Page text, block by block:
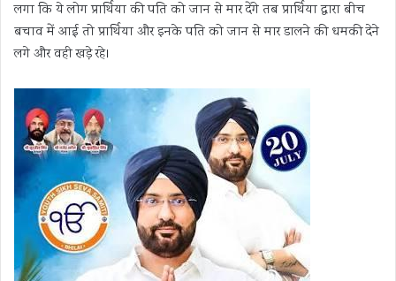
लगा कि ये लोग प्रार्थिया की पति को जान से मार देंगे तब प्रार्थिया द्वारा बीच
बचाव में आई तो प्रार्थिया और इनके पति को जान से मार डालने की धमकी देने
लगे और वही खड़े रहे।